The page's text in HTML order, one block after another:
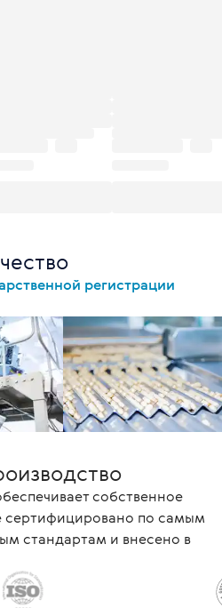
регистрации
собственное
сертифицировано по самым
стандартам и внесено в